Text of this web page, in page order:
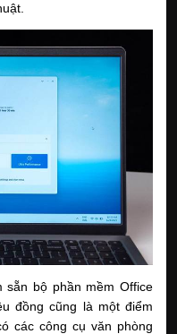
bộ phần mềm Office
đồng cũng là một điểm
các công cụ văn phòng